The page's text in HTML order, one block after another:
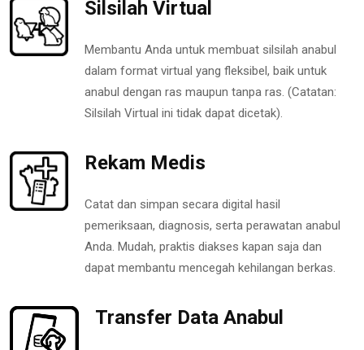
Silsilah Virtual
Membantu Anda untuk membuat silsilah anabul
dalam format virtual yang fleksibel, baik untuk
anabul dengan ras maupun tanpa ras. (Catatan:
Silsilah Virtual ini tidak dapat dicetak).
Rekam Medis
Catat dan simpan secara digital hasil
pemeriksaan, diagnosis, serta perawatan anabul
Anda. Mudah, praktis diakses kapan saja dan
dapat membantu mencegah kehilangan berkas.
Transfer Data Anabul